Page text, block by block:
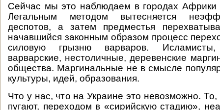
Сейчас мы это наблюдаем в городах Африки
Легальным методом вытесняется
деспотов, а затем предместья
начавшийся законным образом процесс
силовую грызню варваров.
варварские, нестоличные, деревенские
общества. Маргинальные не в смысле
культуры, идей, образования.
Что у нас, что на Украине это невозможно.
пугают, переходом в «сирийскую стадию»,